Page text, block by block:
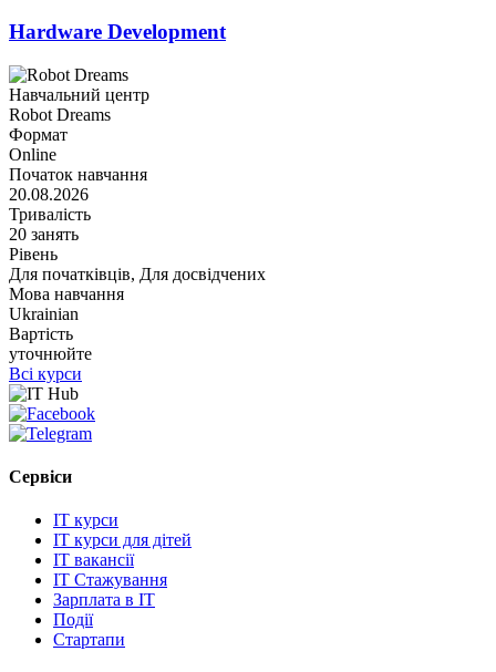
Hardware Development
Навчальний центр
Robot Dreams
Формат
Online
Початок навчання
20.08.2026
Тривалість
20 занять
Рівень
Для початківців, Для досвідчених
Мова навчання
Ukrainian
Вартість
уточнюйте
Всі курси
Сервіси
IT курси
IT курси для дітей
IT вакансії
IT Стажування
Зарплата в IT
Події
Стартапи